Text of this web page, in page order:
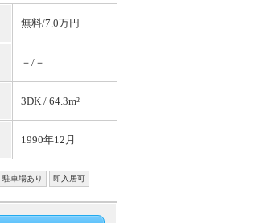
無料/7.0万円
－/－
3DK / 64.3m²
1990年12月
駐車場あり 即入居可